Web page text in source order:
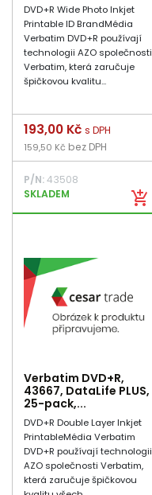
DVD+R Wide Photo Inkjet
Printable ID BrandMédia
Verbatim DVD+R používají
technologii AZO společnosti
Verbatim, která zaručuje
špičkovou kvalitu...
add_shopping_cart
Cena
193,00 Kč s DPH
159,50 Kč bez DPH
P/N:43508
SKLADEM
Verbatim DVD+R,
43667, DataLife PLUS,
25-pack,...
DVD+R Double Layer Inkjet
PrintableMédia Verbatim
DVD+R používají technologii
AZO společnosti Verbatim,
která zaručuje špičkovou